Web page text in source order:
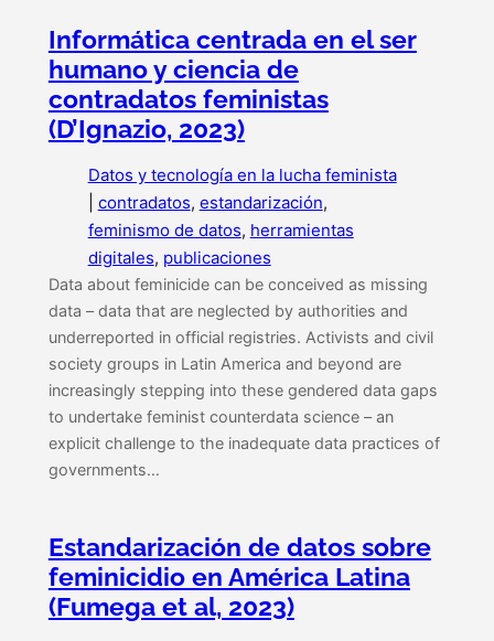
Informática centrada en el ser
humano y ciencia de
contradatos feministas
(D’Ignazio, 2023)
Datos y tecnología en la lucha feminista
contradatos, estandarización
feminismo de datos, herramientas
digitales, publicaciones
Data about feminicide can be conceived as missing
data – data that are neglected by authorities and
underreported in official registries. Activists and civil
society groups in Latin America and beyond are
increasingly stepping into these gendered data gaps
to undertake feminist counterdata science – an
explicit challenge to the inadequate data practices of
governments…
Estandarización de datos sobre
feminicidio en América Latina
(Fumega et al, 2023)